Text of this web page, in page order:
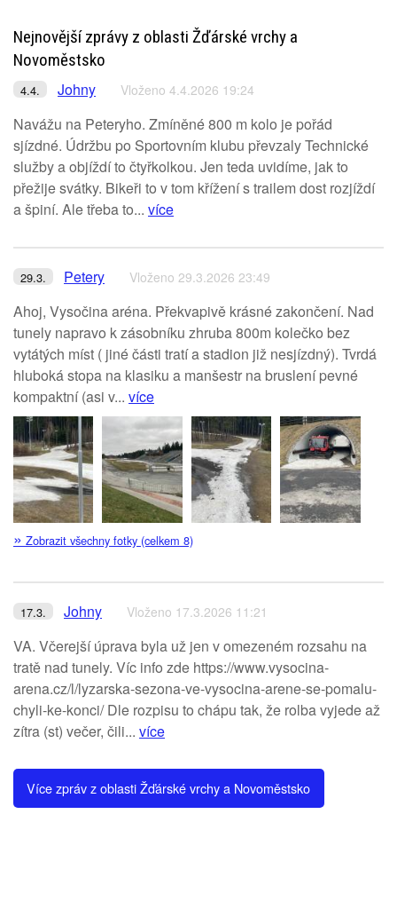
Nejnovější zprávy z oblasti Žďárské vrchy a
Novoměstsko
4.4. Johny Vloženo 4.4.2026 19:24
Navážu na Peteryho. Zmíněné 800 m kolo je pořád
sjízdné. Údržbu po Sportovním klubu převzaly Technické
služby a objíždí to čtyřkolkou. Jen teda uvidíme, jak to
přežije svátky. Bikeři to v tom křížení s trailem dost rozjíždí
a špiní. Ale třeba to... více
29.3. Petery Vloženo 29.3.2026 23:49
Ahoj, Vysočina aréna. Překvapivě krásné zakončení. Nad
tunely napravo k zásobníku zhruba 800m kolečko bez
vytátých míst ( jiné části tratí a stadion již nesjízdný). Tvrdá
hluboká stopa na klasiku a manšestr na bruslení pevné
kompaktní (asi v... více
» Zobrazit všechny fotky (celkem 8)
17.3. Johny Vloženo 17.3.2026 11:21
VA. Včerejší úprava byla už jen v omezeném rozsahu na
tratě nad tunely. Víc info zde https://www.vysocina-
arena.cz/l/lyzarska-sezona-ve-vysocina-arene-se-pomalu-
chyli-ke-konci/ Dle rozpisu to chápu tak, že rolba vyjede až
zítra (st) večer, čili... více
Více zpráv z oblasti Žďárské vrchy a Novoměstsko